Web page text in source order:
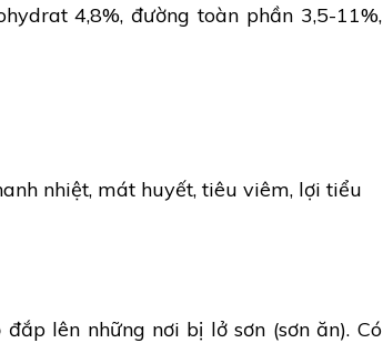
4,8%, đường toàn phần 3,5-11%,
nhiệt, mát huyết, tiêu viêm, lợi tiểu
lên những nơi bị lở sơn (sơn ăn). Có